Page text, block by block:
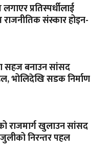
प्रतिस्पर्धीलाई
राजनीतिक संस्कार होइन-
सहज बनाउन सांसद
भोलिदेखि सडक निर्माण
राजमार्ग खुलाउन सांसद
निरन्तर पहल